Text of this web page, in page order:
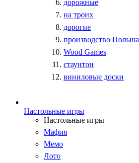
дорожные
на троих
дорогие
производство Польша
Wood Games
стаунтон
виниловые доски
Настольные игры
Настольные игры
Мафия
Мемо
Лото